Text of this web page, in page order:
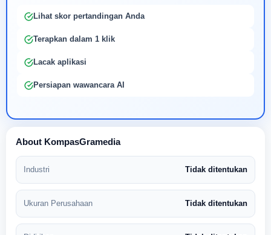
Lihat skor pertandingan Anda
Terapkan dalam 1 klik
Lacak aplikasi
Persiapan wawancara AI
About KompasGramedia
Industri Tidak ditentukan
Ukuran Perusahaan Tidak ditentukan